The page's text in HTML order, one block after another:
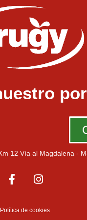
12 Vía al Magdalena -
Política de cookies